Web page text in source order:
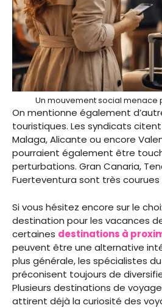
Un mouvement social menace
On mentionne également
touristiques. Les syndicats
Malaga, Alicante ou encore
pourraient également être
perturbations. Gran Canaria,
Fuerteventura sont très
Si vous hésitez encore sur le
destination pour les vacances
certaines destinations à
peuvent être une alternative
plus générale, les spécialistes
préconisent toujours de
Plusieurs destinations de
attirent déjà la curiosité des